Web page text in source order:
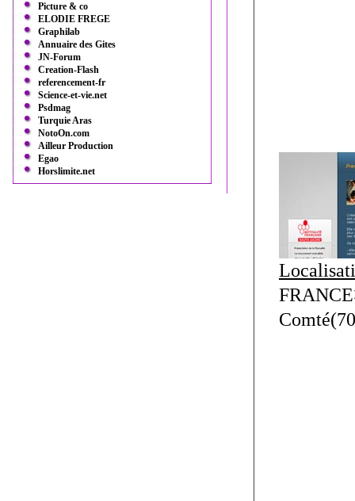
Picture & co
ELODIE FREGE
Graphilab
Annuaire des Gites
JN-Forum
Creation-Flash
referencement-fr
Science-et-vie.net
Psdmag
Turquie Aras
NotoOn.com
Ailleur Production
Egao
Horslimite.net